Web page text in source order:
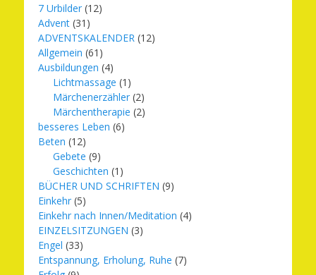
7 Urbilder (12)
Advent (31)
ADVENTSKALENDER (12)
Allgemein (61)
Ausbildungen (4)
Lichtmassage (1)
Märchenerzähler (2)
Märchentherapie (2)
besseres Leben (6)
Beten (12)
Gebete (9)
Geschichten (1)
BÜCHER UND SCHRIFTEN (9)
Einkehr (5)
Einkehr nach Innen/Meditation (4)
EINZELSITZUNGEN (3)
Engel (33)
Entspannung, Erholung, Ruhe (7)